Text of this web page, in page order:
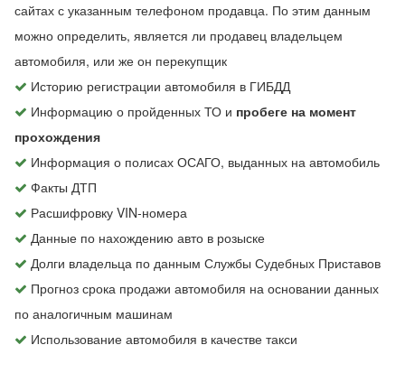
сайтах с указанным телефоном продавца. По этим данным
можно определить, является ли продавец владельцем
автомобиля, или же он перекупщик
Историю регистрации автомобиля в ГИБДД
Информацию о пройденных ТО и пробеге на момент
прохождения
Информация о полисах ОСАГО, выданных на автомобиль
Факты ДТП
Расшифровку VIN-номера
Данные по нахождению авто в розыске
Долги владельца по данным Службы Судебных Приставов
Прогноз срока продажи автомобиля на основании данных
по аналогичным машинам
Использование автомобиля в качестве такси